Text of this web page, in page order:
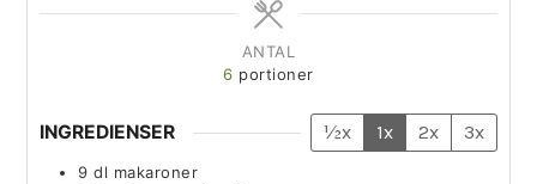
ANTAL
6 portioner
INGREDIENSER ½x 1x 2x 3x
9 dl makaroner